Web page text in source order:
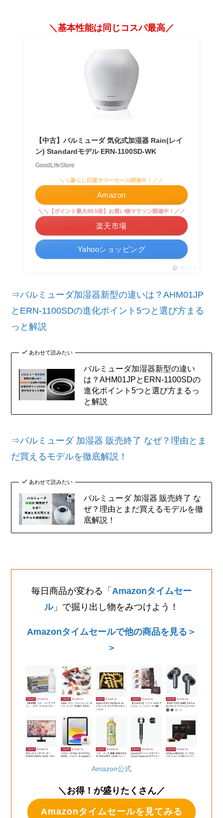
＼基本性能は同じコスパ最高／
【中古】バルミューダ 気化式加湿器 Rain(レイ
ン) Standardモデル ERN-1100SD-WK
GoodLifeStore
＼＼暮らし応援サマーセール開催中！／／
Amazon
＼＼【ポイント最大49.5倍】お買い物マラソン開催中！／／
楽天市場
Yahooショッピング
ポチップ
⇒バルミューダ加湿器新型の違いは？AHM01JP
とERN-1100SDの進化ポイント5つと選び方まる
っと解説
あわせて読みたい
バルミューダ加湿器新型の違い
は？AHM01JPとERN-1100SDの
進化ポイント5つと選び方まるっ
と解説
⇒バルミューダ 加湿器 販売終了 なぜ？理由とま
だ買えるモデルを徹底解説！
あわせて読みたい
バルミューダ 加湿器 販売終了 な
ぜ？理由とまだ買えるモデルを徹
底解説！
毎日商品が変わる「 Amazonタイムセー
ル」で掘り出し物をみつけよう！
Amazonタイムセールで他の商品を見る＞
＞
Amazon公式
＼お得！が盛りたくさん／
Amazonタイムセールを見てみる